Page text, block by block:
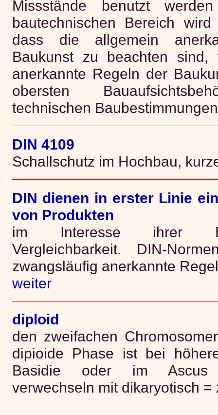
Missstände benutzt
bautechnischen Bereich
dass die allgemein
Baukunst zu beachten
anerkannte Regeln der
obersten
technischen
DIN 4109
Schallschutz im Hochbau,
DIN dienen in erster Linie
von Produkten
im Interesse ihrer
Vergleichbarkeit. DIN-
zwangsläufig anerkannte
weiter
diploid
den zweifachen
dipioide Phase ist bei
Basidie oder im Ascus
verwechseln mit dikaryotisch =